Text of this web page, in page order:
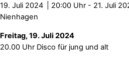
19. Juli 2024 20:00 - 21. Juli
Nienhagen
Freitag, 19. Juli 2024
20.00 Uhr Disco für jung und alt